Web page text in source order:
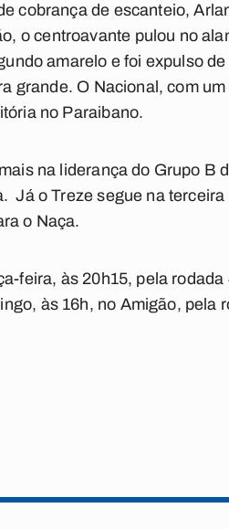
cobrança de escanteio,
o centroavante pulou no
amarelo e foi expulso
grande. O Nacional, com
no Paraibano.
na liderança do Grupo B
Já o Treze segue na
o Naça.
feira, às 20h15, pela
às 16h, no Amigão, pela